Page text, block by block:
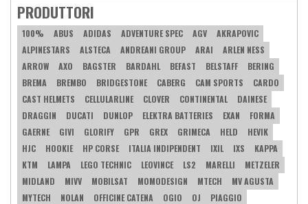
PRODUTTORI
100% ABUS ADIDAS ADVENTURE SPEC AGV
AKRAPOVIC
ALPINESTARS
ALSTECA ANDREANI GROUP ARAI
ARLEN NESS
ARROW
AXO BAGSTER BARDAHL BEFAST BELSTAFF
BERING
BREMA
BREMBO BRIDGESTONE CABERG CAM SPORTS
CARDO
CAST HELMETS
CELLULARLINE CLOVER CONTINENTAL
DAINESE
DRAGGIN
DUCATI DUNLOP ELEKTRA BATTERIES EXAN
FORMA
GAERNE
GIVI GLORIFY GPR GREX GRIMECA HELD
HEVIK
HJC
HOOKIE HP CORSE ITALIA INDIPENDENT IXIL IXS
KAPPA
KTM
LAMPA LEGO TECHNIC LEOVINCE LS2 MARELLI
METZELER
MIDLAND
MIVV MOBILSAT MOMODESIGN MTECH
MV AGUSTA
MYTECH
NOLAN OFFICINE CATENA OGIO OJ
PIAGGIO